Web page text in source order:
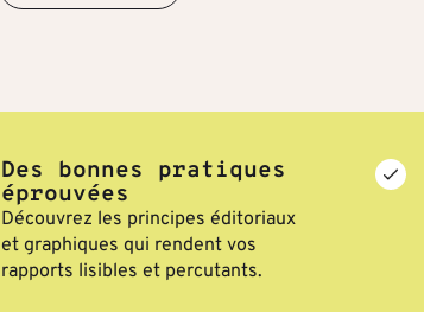
Des bonnes pratiques
éprouvées
Découvrez les principes éditoriaux
et graphiques qui rendent vos
rapports lisibles et percutants.